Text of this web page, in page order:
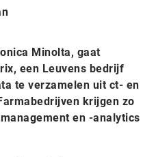
Minolta, gaat
een Leuvens bedrijf
te verzamelen uit ct- en
krijgen zo
en -analytics